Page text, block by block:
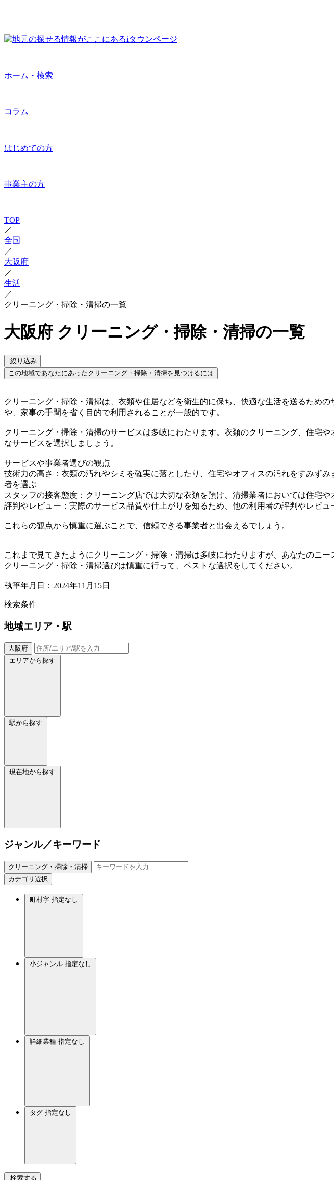
ホーム・検索
コラム
はじめての方
事業主の方
TOP
／
全国
／
大阪府
／
生活
／
クリーニング・掃除・清掃の一覧
大阪府 クリーニング・掃除・清掃の一覧
絞り込み
この地域であなたにあったクリーニング・掃除・清掃を見つけるには
クリーニング・掃除・清掃は、衣類や住居などを衛生的に保ち、快適な生活を送るため
や、家事の手間を省く目的で利用されることが一般的です。
クリーニング・掃除・清掃のサービスは多岐にわたります。衣類のクリーニング、住宅
なサービスを選択しましょう。
サービスや事業者選びの観点
技術力の高さ：衣類の汚れやシミを確実に落としたり、住宅やオフィスの汚れをすみず
者を選ぶ
スタッフの接客態度：クリーニング店では大切な衣類を預け、清掃業者においては住宅
評判やレビュー：実際のサービス品質や仕上がりを知るため、他の利用者の評判やレビュ
これらの観点から慎重に選ぶことで、信頼できる事業者と出会えるでしょう。
これまで見てきたようにクリーニング・掃除・清掃は多岐にわたりますが、あなたのニー
クリーニング・掃除・清掃選びは慎重に行って、ベストな選択をしてください。
執筆年月日：2024年11月15日
検索条件
地域エリア・駅
大阪府
エリアから探す
駅から探す
現在地から探す
ジャンル／キーワード
クリーニング・掃除・清掃
カテゴリ選択
町村字 指定なし
小ジャンル 指定なし
詳細業種 指定なし
タグ 指定なし
検索する